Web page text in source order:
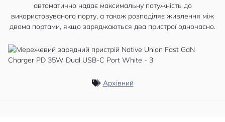
автоматично надає максимальну потужність до
використовуваного порту, а також розподіляє живлення між
двома портами, якщо заряджаються два пристрої одночасно.
Архівний